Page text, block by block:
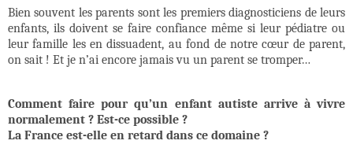
Bien souvent les parents sont les premiers diagnosticiens de leurs
enfants, ils doivent se faire confiance même si leur pédiatre ou
leur famille les en dissuadent, au fond de notre cœur de parent,
on sait ! Et je n’ai encore jamais vu un parent se tromper…
Comment faire pour qu’un enfant autiste arrive à vivre
normalement ? Est-ce possible ?
La France est-elle en retard dans ce domaine ?